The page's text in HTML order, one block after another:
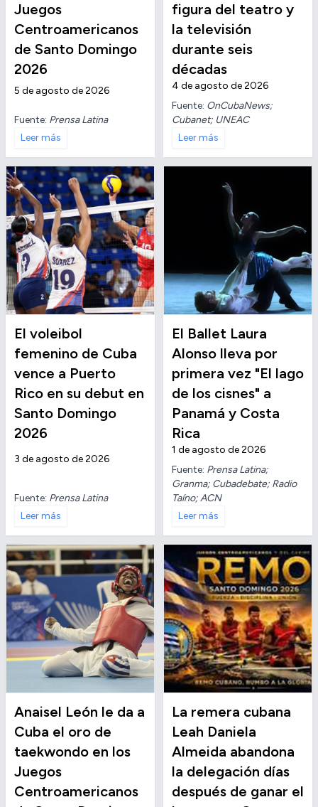
Juegos
Centroamericanos
de Santo Domingo
2026
5 de agosto de 2026
Fuente: Prensa Latina
Leer más
figura del teatro y
la televisión
durante seis
décadas
4 de agosto de 2026
Fuente: OnCubaNews;
Cubanet; UNEAC
Leer más
El voleibol
femenino de Cuba
vence a Puerto
Rico en su debut en
Santo Domingo
2026
3 de agosto de 2026
Fuente: Prensa Latina
Leer más
El Ballet Laura
Alonso lleva por
primera vez "El lago
de los cisnes" a
Panamá y Costa
Rica
1 de agosto de 2026
Fuente: Prensa Latina;
Granma; Cubadebate; Radio
Taíno; ACN
Leer más
Anaisel León le da a
Cuba el oro de
taekwondo en los
Juegos
Centroamericanos
La remera cubana
Leah Daniela
Almeida abandona
la delegación días
después de ganar el